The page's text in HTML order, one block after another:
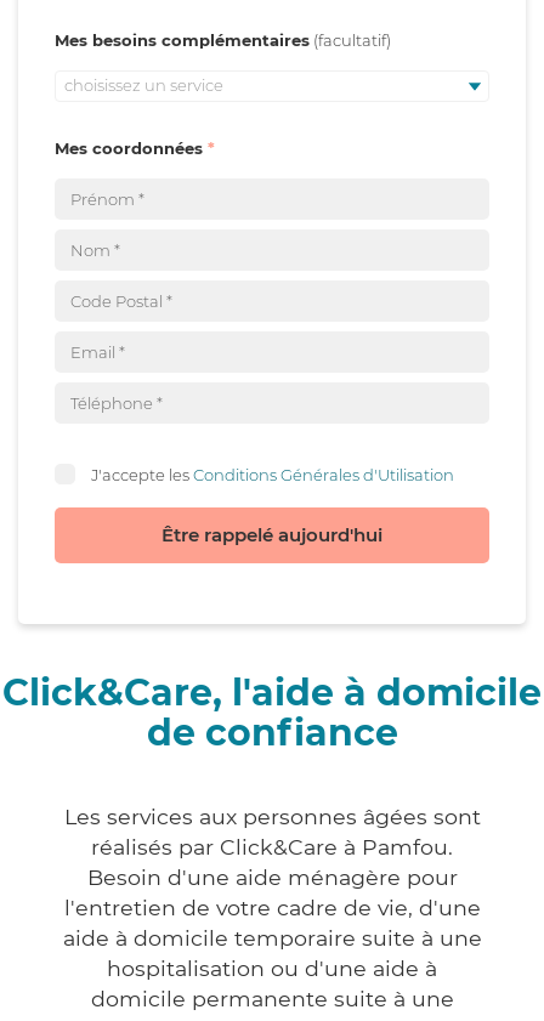
Mes besoins complémentaires
choisissez un service
Mes coordonnées
J'accepte lesConditions Générales d'Utilisation
Être rappelé aujourd'hui
Click&Care, l'aide à domicile
de confiance
Les services aux personnes âgées sont
réalisés par Click&Care à Pamfou.
Besoin d'une aide ménagère pour
l'entretien de votre cadre de vie, d'une
aide à domicile temporaire suite à une
hospitalisation ou d'une aide à
domicile permanente suite à une